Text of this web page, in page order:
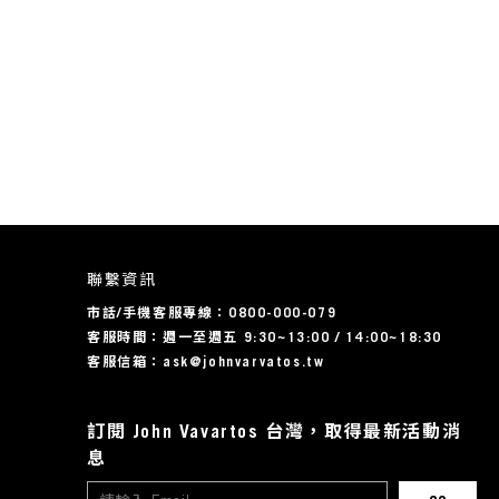
聯繫資訊
市話/手機客服專線：0800-000-079
客服時間：週一至週五 9:30~13:00 / 14:00~18:30
客服信箱：ask@johnvarvatos.tw
訂閱 John Vavartos 台灣，取得最新活動消
息